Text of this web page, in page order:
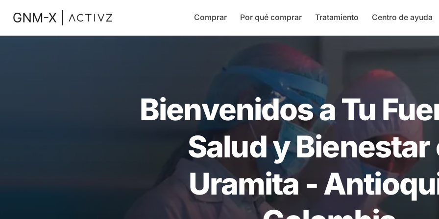
Comprar Por qué comprar Tratamiento Centro de ayuda
Bienvenidos a Tu
Salud y Bienestar
Uramita -